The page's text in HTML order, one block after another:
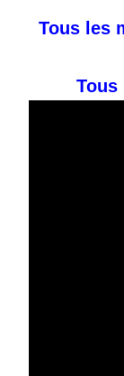
Tous les
Tous